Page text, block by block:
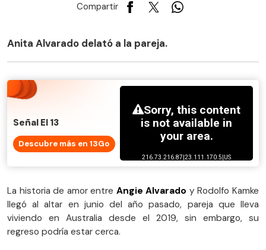
Compartir
Anita Alvarado delató a la pareja.
Señal El 13
Descubre más en 13Go
La historia de amor entre Angie Alvarado y Rodolfo Kamke
llegó al altar en junio del año pasado, pareja que lleva
viviendo en Australia desde el 2019, sin embargo, su
regreso podría estar cerca.